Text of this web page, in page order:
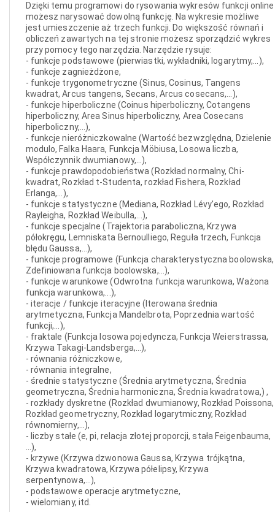
Dzięki temu programowi do rysowania wykresów funkcji online
możesz narysować dowolną funkcję. Na wykresie możliwe
jest umieszczenie aż trzech funkcji. Do większość równań i
obliczeń zawartych na tej stronie możesz sporządzić wykres
przy pomocy tego narzędzia. Narzędzie rysuje:
- funkcje podstawowe (pierwiastki, wykładniki, logarytmy,...),
- funkcje zagnieżdżone,
- funkcje trygonometryczne (Sinus, Cosinus, Tangens
kwadrat, Arcus tangens, Secans, Arcus cosecans,...),
- funkcje hiperboliczne (Coinus hiperboliczny, Cotangens
hiperboliczny, Area Sinus hiperboliczny, Area Cosecans
hiperboliczny,...),
- funkcje nieróżniczkowalne (Wartość bezwzględna, Dzielenie
modulo, Falka Haara, Funkcja Möbiusa, Losowa liczba,
Współczynnik dwumianowy,...),
- funkcje prawdopodobieństwa (Rozkład normalny, Chi-
kwadrat, Rozkład t-Studenta, rozkład Fishera, Rozkład
Erlanga,...),
- funkcje statystyczne (Mediana, Rozkład Lévy'ego, Rozkład
Rayleigha, Rozkład Weibulla,...),
- funkcje specjalne (Trajektoria paraboliczna, Krzywa
półokręgu, Lemniskata Bernoulliego, Reguła trzech, Funkcja
błędu Gaussa,...),
- funkcje programowe (Funkcja charakterystyczna boolowska,
Zdefiniowana funkcja boolowska,...),
- funkcje warunkowe (Odwrotna funkcja warunkowa, Ważona
funkcja warunkowa,...),
- iteracje / funkcje iteracyjne (Iterowana średnia
arytmetyczna, Funkcja Mandelbrota, Poprzednia wartość
funkcji,...),
- fraktale (Funkcja losowa pojedyncza, Funkcja Weierstrassa,
Krzywa Takagi-Landsberga,...),
- równania różniczkowe,
- równania integralne,
- średnie statystyczne (Średnia arytmetyczna, Średnia
geometryczna, Średnia harmoniczna, Średnia kwadratowa,) ,
- rozkłady dyskretne (Rozkład dwumianowy, Rozkład Poissona,
Rozkład geometryczny, Rozkład logarytmiczny, Rozkład
równomierny,...),
- liczby stałe (e, pi, relacja złotej proporcji, stała Feigenbauma,
...),
- krzywe (Krzywa dzwonowa Gaussa, Krzywa trójkątna,
Krzywa kwadratowa, Krzywa półelipsy, Krzywa
serpentynowa,...),
- podstawowe operacje arytmetyczne,
- wielomiany, itd.